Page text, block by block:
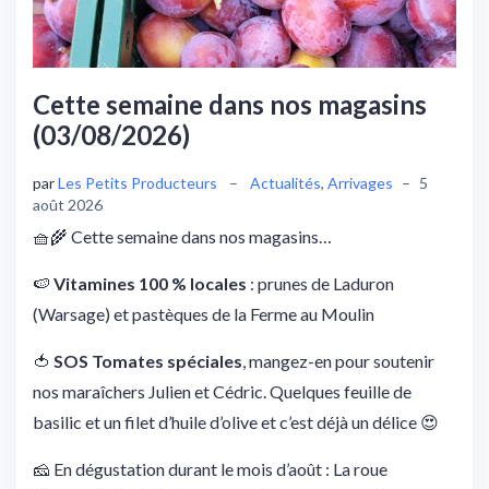
Cette semaine dans nos magasins
(03/08/2026)
parLes Petits Producteurs – Actualités, Arrivages – 5
août 2026
🧺🌾 Cette semaine dans nos magasins…
🍉 Vitamines 100 % locales : prunes de Laduron
(Warsage) et pastèques de la Ferme au Moulin
🍅 SOS Tomates spéciales , mangez-en pour soutenir
nos maraîchers Julien et Cédric. Quelques feuille de
basilic et un filet d’huile d’olive et c’est déjà un délice 😍
🧀 En dégustation durant le mois d’août : La roue